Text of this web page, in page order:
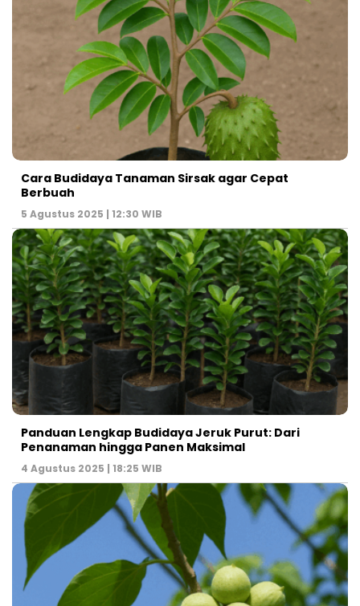
Cara Budidaya Tanaman Sirsak agar Cepat
Berbuah
5 Agustus 2025 | 12:30 WIB
Panduan Lengkap Budidaya Jeruk Purut: Dari
Penanaman hingga Panen Maksimal
4 Agustus 2025 | 18:25 WIB